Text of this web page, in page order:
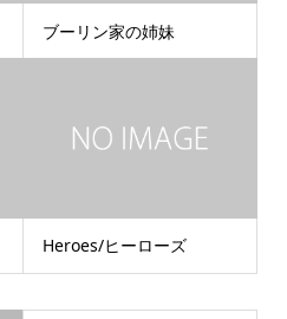
ブーリン家の姉妹
Heroes/ヒーローズ